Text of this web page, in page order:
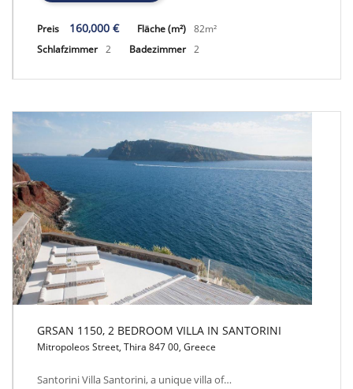
Preis 160,000 € Fläche (m²) 82m²
Schlafzimmer 2 Badezimmer 2
GRSAN 1150, 2 BEDROOM VILLA IN SANTORINI
GRSAN 1150, 2 BEDROOM VILLA IN SANTORINI
Mitropoleos Street, Thira 847 00, Greece
Santorini Villa Santorini, a unique villa of…